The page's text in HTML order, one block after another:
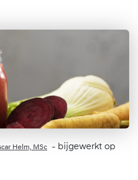
Helm, MSc - bijgewerkt op